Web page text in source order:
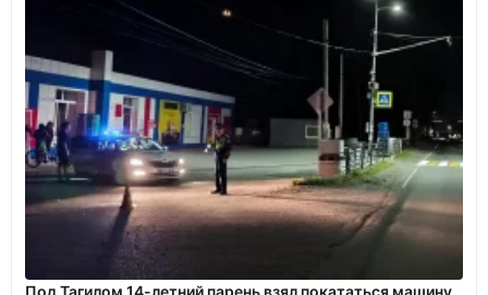
Под Тагилом 14-летний парень взял покататься машину